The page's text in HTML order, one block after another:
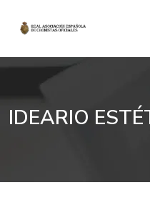
IDEARIO